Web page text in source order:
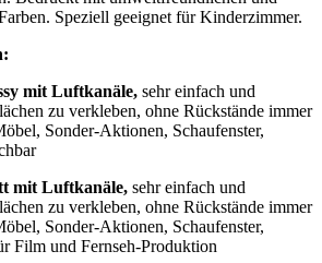
Speziell geeignet für Kinderzimmer.
mit Luftkanäle, sehr einfach und
zu verkleben, ohne Rückstände immer
Sonder-Aktionen, Schaufenster,
mit Luftkanäle, sehr einfach und
zu verkleben, ohne Rückstände immer
Sonder-Aktionen, Schaufenster,
Film und Fernseh-Produktion